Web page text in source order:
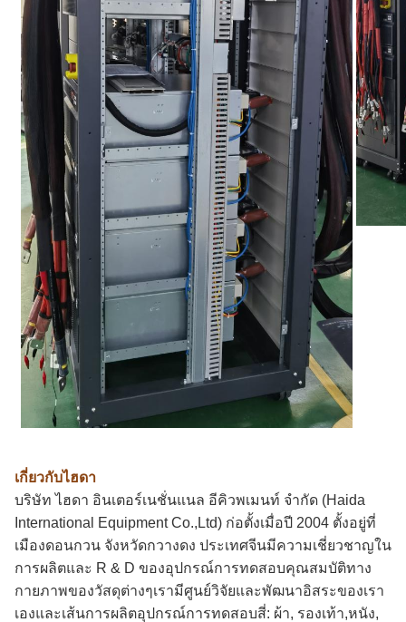
เกี่ยวกับไฮดา
บริษัท ไฮดา อินเตอร์เนชั่นแนล อีคิวพเมนท์ จํากัด (Haida
International Equipment Co.,Ltd) ก่อตั้งเมื่อปี 2004 ตั้งอยู่ที่
เมืองดอนกวน จังหวัดกวางดง ประเทศจีนมีความเชี่ยวชาญใน
การผลิตและ R & D ของอุปกรณ์การทดสอบคุณสมบัติทาง
กายภาพของวัสดุต่างๆเรามีศูนย์วิจัยและพัฒนาอิสระของเรา
เองและเส้นการผลิตอุปกรณ์การทดสอบสี่: ผ้า, รองเท้า,หนัง,